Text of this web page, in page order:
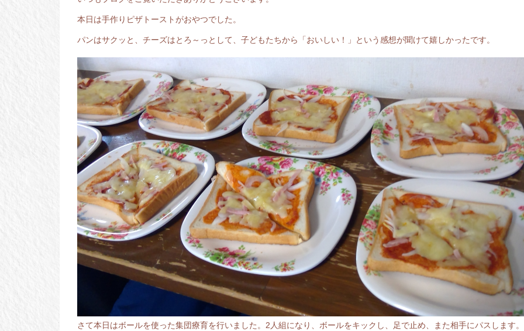
本日は手作りピザトーストがおやつでした。
パンはサクッと、チーズはとろ～っとして、子どもたちから「おいしい！」という感想が聞けて嬉しかったです。
さて本日はボールを使った集団療育を行いました。2人組になり、ボールをキックし、足で止め、また相手にパスします